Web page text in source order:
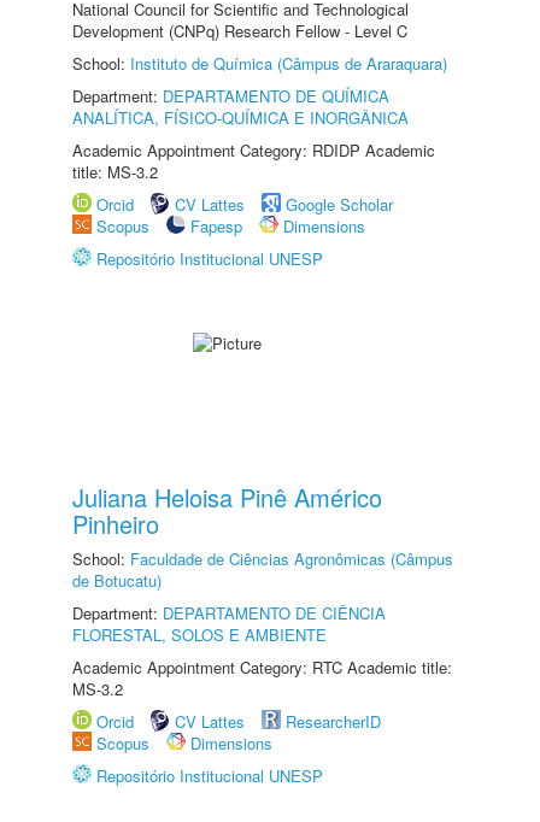
National Council for Scientific and Technological
Development (CNPq) Research Fellow - Level C
School: Instituto de Química (Câmpus de Araraquara)
Department: DEPARTAMENTO DE QUÍMICA
ANALÍTICA, FÍSICO-QUÍMICA E INORGÂNICA
Academic Appointment Category: RDIDP Academic
title: MS-3.2
Orcid
CV Lattes
Google Scholar
Scopus
Fapesp
Dimensions
Repositório Institucional UNESP
Juliana Heloisa Pinê Américo
Pinheiro
School: Faculdade de Ciências Agronômicas (Câmpus
de Botucatu)
Department: DEPARTAMENTO DE CIÊNCIA
FLORESTAL, SOLOS E AMBIENTE
Academic Appointment Category: RTC Academic title:
MS-3.2
Orcid
CV Lattes
ResearcherID
Scopus
Dimensions
Repositório Institucional UNESP